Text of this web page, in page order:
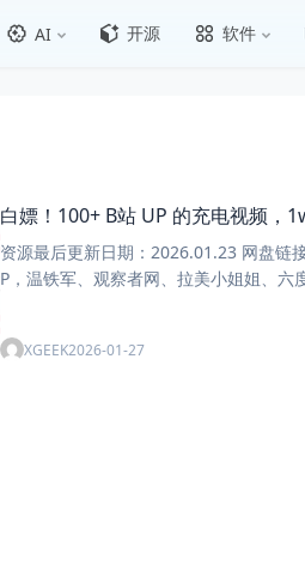
AI 开源 软件
白嫖！100+ B站 UP 的充电视频，
资源最后更新日期：2026.01.23 网盘链接：
XGEEK2026-01-27